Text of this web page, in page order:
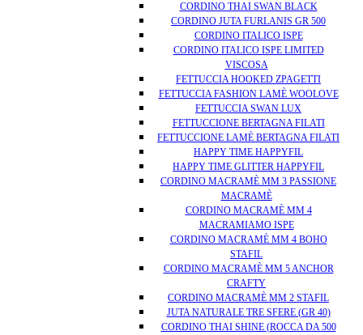
CORDINO THAI SWAN BLACK
CORDINO JUTA FURLANIS GR 500
CORDINO ITALICO ISPE
CORDINO ITALICO ISPE LIMITED
VISCOSA
FETTUCCIA HOOKED ZPAGETTI
FETTUCCIA FASHION LAMÈ WOOLOVE
FETTUCCIA SWAN LUX
FETTUCCIONE BERTAGNA FILATI
FETTUCCIONE LAMÈ BERTAGNA FILATI
HAPPY TIME HAPPYFIL
HAPPY TIME GLITTER HAPPYFIL
CORDINO MACRAMÈ MM 3 PASSIONE
MACRAMÈ
CORDINO MACRAMÈ MM 4
MACRAMIAMO ISPE
CORDINO MACRAMÈ MM 4 BOHO
STAFIL
CORDINO MACRAMÈ MM 5 ANCHOR
CRAFTY
CORDINO MACRAMÈ MM 2 STAFIL
JUTA NATURALE TRE SFERE (GR 40)
CORDINO THAI SHINE (ROCCA DA 500